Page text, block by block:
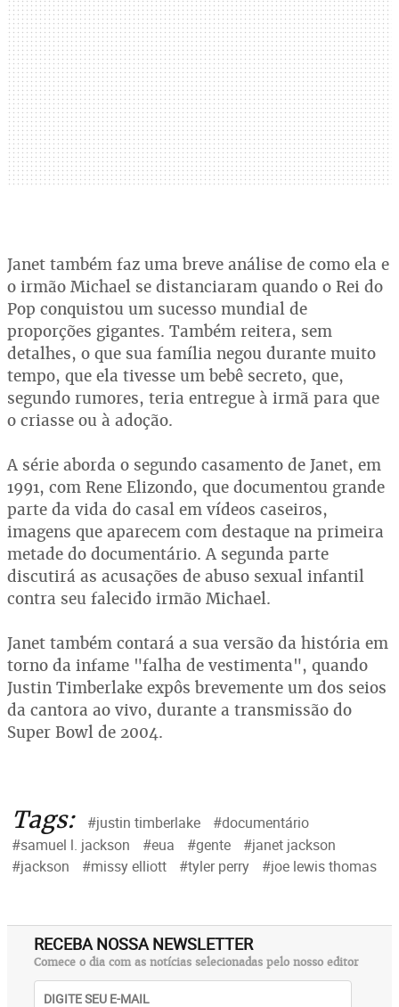
Janet também faz uma breve análise de como ela e
o irmão Michael se distanciaram quando o Rei do
Pop conquistou um sucesso mundial de
proporções gigantes. Também reitera, sem
detalhes, o que sua família negou durante muito
tempo, que ela tivesse um bebê secreto, que,
segundo rumores, teria entregue à irmã para que
o criasse ou à adoção.
A série aborda o segundo casamento de Janet, em
1991, com Rene Elizondo, que documentou grande
parte da vida do casal em vídeos caseiros,
imagens que aparecem com destaque na primeira
metade do documentário. A segunda parte
discutirá as acusações de abuso sexual infantil
contra seu falecido irmão Michael.
Janet também contará a sua versão da história em
torno da infame "falha de vestimenta", quando
Justin Timberlake expôs brevemente um dos seios
da cantora ao vivo, durante a transmissão do
Super Bowl de 2004.
Tags: #justin timberlake
#documentário
#samuel l. jackson
#eua #gente
#janet jackson
#jackson
#missy elliott #tyler perry #joe lewis thomas
RECEBA NOSSA NEWSLETTER
Comece o dia com as notícias selecionadas pelo nosso editor